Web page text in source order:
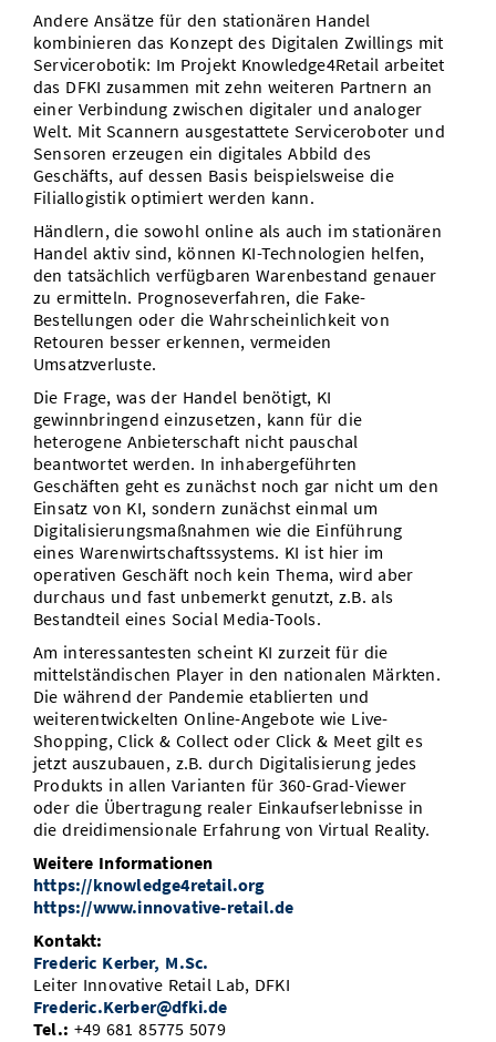
Andere Ansätze für den stationären Handel
kombinieren das Konzept des Digitalen Zwillings mit
Servicerobotik: Im Projekt Knowledge4Retail arbeitet
das DFKI zusammen mit zehn weiteren Partnern an
einer Verbindung zwischen digitaler und analoger
Welt. Mit Scannern ausgestattete Serviceroboter und
Sensoren erzeugen ein digitales Abbild des
Geschäfts, auf dessen Basis beispielsweise die
Filiallogistik optimiert werden kann.
Händlern, die sowohl online als auch im stationären
Handel aktiv sind, können KI-Technologien helfen,
den tatsächlich verfügbaren Warenbestand genauer
zu ermitteln. Prognoseverfahren, die Fake-
Bestellungen oder die Wahrscheinlichkeit von
Retouren besser erkennen, vermeiden
Umsatzverluste.
Die Frage, was der Handel benötigt, KI
gewinnbringend einzusetzen, kann für die
heterogene Anbieterschaft nicht pauschal
beantwortet werden. In inhabergeführten
Geschäften geht es zunächst noch gar nicht um den
Einsatz von KI, sondern zunächst einmal um
Digitalisierungsmaßnahmen wie die Einführung
eines Warenwirtschaftssystems. KI ist hier im
operativen Geschäft noch kein Thema, wird aber
durchaus und fast unbemerkt genutzt, z.B. als
Bestandteil eines Social Media-Tools.
Am interessantesten scheint KI zurzeit für die
mittelständischen Player in den nationalen Märkten.
Die während der Pandemie etablierten und
weiterentwickelten Online-Angebote wie Live-
Shopping, Click & Collect oder Click & Meet gilt es
jetzt auszubauen, z.B. durch Digitalisierung jedes
Produkts in allen Varianten für 360-Grad-Viewer
oder die Übertragung realer Einkaufserlebnisse in
die dreidimensionale Erfahrung von Virtual Reality.
Weitere Informationen
https://knowledge4retail.org
https://www.innovative-retail.de
Kontakt:
Frederic Kerber, M.Sc.
Leiter Innovative Retail Lab, DFKI
Frederic.Kerber@dfki.de
Tel.: +49 681 85775 5079